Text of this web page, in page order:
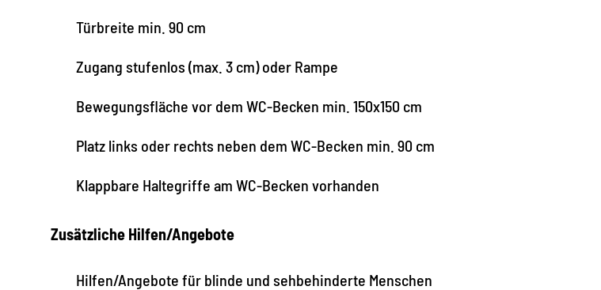
Türbreite min. 90 cm
Zugang stufenlos (max. 3 cm) oder Rampe
Bewegungsfläche vor dem WC-Becken min. 150x150 cm
Platz links oder rechts neben dem WC-Becken min. 90 cm
Klappbare Haltegriffe am WC-Becken vorhanden
Zusätzliche Hilfen/Angebote
Hilfen/Angebote für blinde und sehbehinderte Menschen